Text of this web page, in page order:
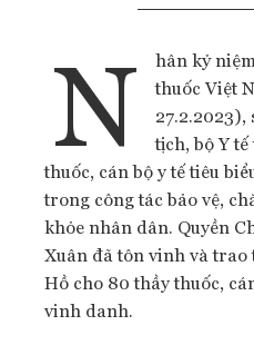
N
hân kỷ
thuốc Việt
27.2.2023),
tịch, bộ Y
thuốc, cán bộ y tế tiêu
trong công tác bảo vệ,
khỏe nhân dân. Quyền
Xuân đã tôn vinh và trao
Hồ cho 80 thầy thuốc,
vinh danh.